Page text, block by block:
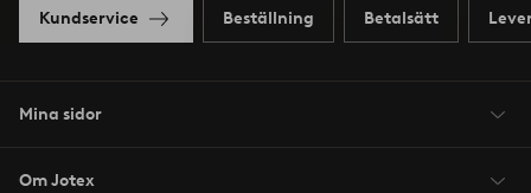
Kundservice Beställning Betalsätt
Mina sidor
Om Jotex